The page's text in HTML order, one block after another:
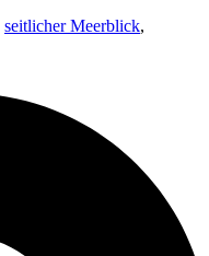
seitlicher Meerblick,